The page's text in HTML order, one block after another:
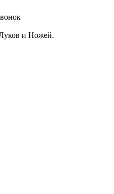
и Ножей.